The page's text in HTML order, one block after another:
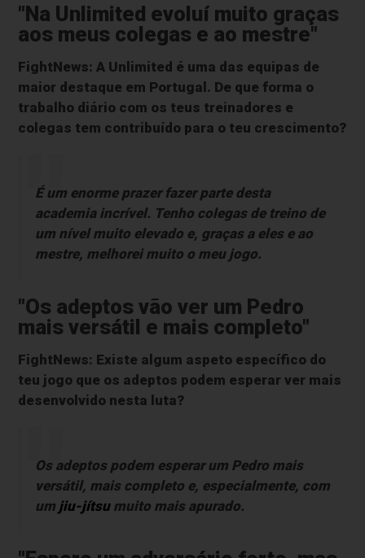
"Na Unlimited evoluí muito graças
aos meus colegas e ao mestre"
FightNews: A Unlimited é uma das equipas de
maior destaque em Portugal. De que forma o
trabalho diário com os teus treinadores e
colegas tem contribuído para o teu crescimento?
É um enorme prazer fazer parte desta
academia incrível. Tenho colegas de treino de
um nível muito elevado e, graças a eles e ao
mestre, melhorei muito o meu jogo.
"Os adeptos vão ver um Pedro
mais versátil e mais completo"
FightNews: Existe algum aspeto específico do
teu jogo que os adeptos podem esperar ver mais
desenvolvido nesta luta?
Os adeptos podem esperar um Pedro mais
versátil, mais completo e, especialmente, com
um jiu-jítsumuito mais apurado.